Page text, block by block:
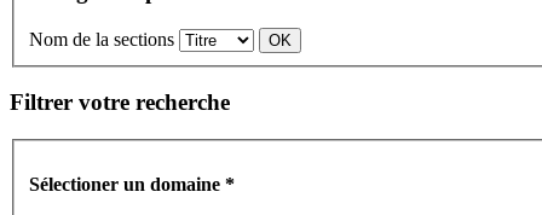
Nom de la sections
Filtrer votre recherche
Sélectioner un domaine *